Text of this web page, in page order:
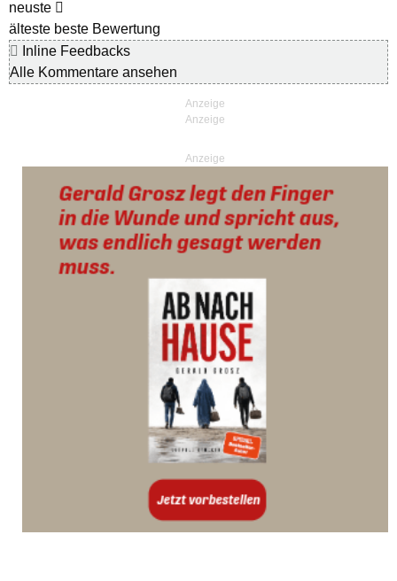
neuste
älteste beste Bewertung
Inline Feedbacks
Alle Kommentare ansehen
Anzeige